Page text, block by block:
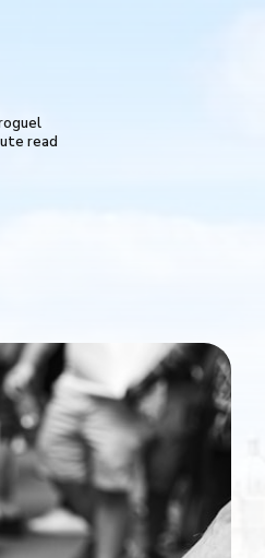
FROGUEL
read